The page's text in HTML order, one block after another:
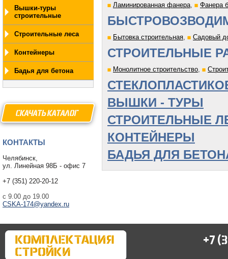
Вышки-туры
строительные
Строительные леса
Контейнеры
Бадья для бетона
СКАЧАТЫ КАТАЛОГ
КОНТАКТЫ
Челябинск,
ул. Линейная 98Б - офис 7
+7 (351) 220-20-12
с 9.00 до 19.00
CSKA-174@yandex.ru
Ламинированная фанера Фанера
Бытовка строительная Садовый
СТРОИТЕЛЬНЫЕ
Монолитное строительство
ВЫШКИ - ТУРЫ
СТРОИТЕЛЬНЫЕ
КОНТЕЙНЕРЫ
БАДЬЯ ДЛЯ
+7